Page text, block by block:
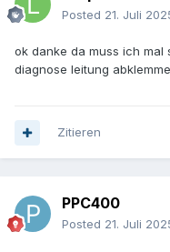
Posted 21. Juli
ok danke da muss ich mal
diagnose leitung
Zitieren
PPC400
Posted 21. Juli